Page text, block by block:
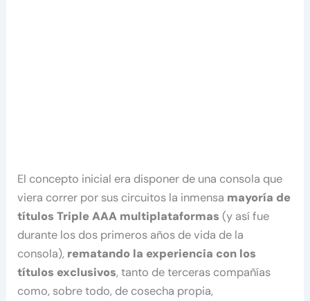
El concepto inicial era disponer de una consola que
viera correr por sus circuitos la inmensa mayoría de
títulos Triple AAA multiplataformas (y así fue
durante los dos primeros años de vida de la
consola), rematando la experiencia con los
títulos exclusivos, tanto de terceras compañías
como, sobre todo, de cosecha propia,